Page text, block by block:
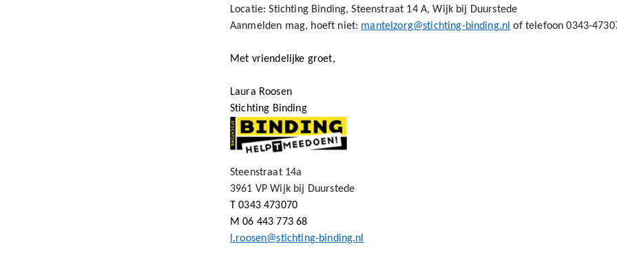
Locatie: Stichting Binding, Steenstraat 14 A, Wijk bij Duurstede
Aanmelden mag, hoeft niet: mantelzorg@stichting-binding.nl of telefoon 0343-
Met vriendelijke groet,
Laura Roosen
Stichting Binding
Steenstraat 14a
3961 VP Wijk bij Duurstede
T 0343 473070
M 06 443 773 68
l.roosen@stichting-binding.nl